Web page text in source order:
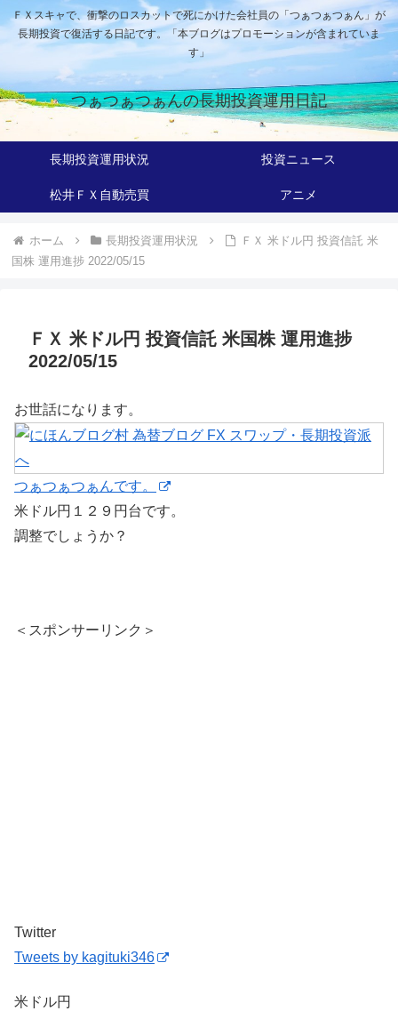
ＦＸスキャで、衝撃のロスカットで死にかけた会社員の「つぁつぁつぁん」が
長期投資で復活する日記です。「本ブログはプロモーションが含まれていま
す」
つぁつぁつぁんの長期投資運用日記
長期投資運用状況 投資ニュース
松井ＦＸ自動売買 アニメ
ホーム 長期投資運用状況
ＦＸ 米ドル円 投資信託 米
国株 運用進捗 2022/05/15
ＦＸ 米ドル円 投資信託 米国株 運用進捗
2022/05/15
お世話になります。
つぁつぁつぁんです。
米ドル円１２９円台です。
調整でしょうか？
＜スポンサーリンク＞
Twitter
Tweets by kagituki346
米ドル円